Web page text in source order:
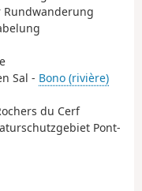
Rundwanderung
Sal - Bono (rivière)
du Cerf
Pont-